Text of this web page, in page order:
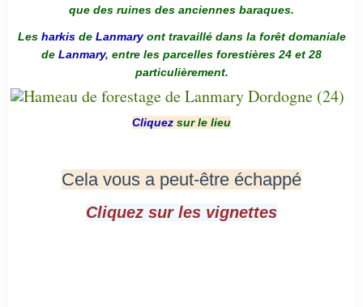
que des ruines des anciennes baraques.
Les harkis de Lanmaryont travaillé dans la forêt domaniale
de Lanmary, entre les parcelles forestières 24 et 28
particulièrement.
Cliquez sur le lieu
Cela vous a peut-être échappé
Cliquez sur les vignettes